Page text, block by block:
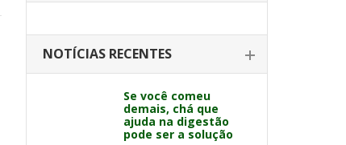
NOTÍCIAS RECENTES
Se você comeu
demais, chá que
ajuda na digestão
pode ser a solução